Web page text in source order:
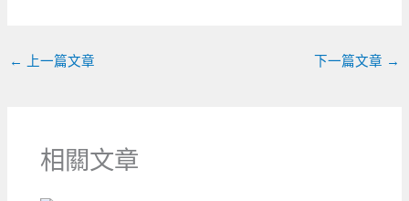
← 上一篇文章 下一篇文章 →
相關文章